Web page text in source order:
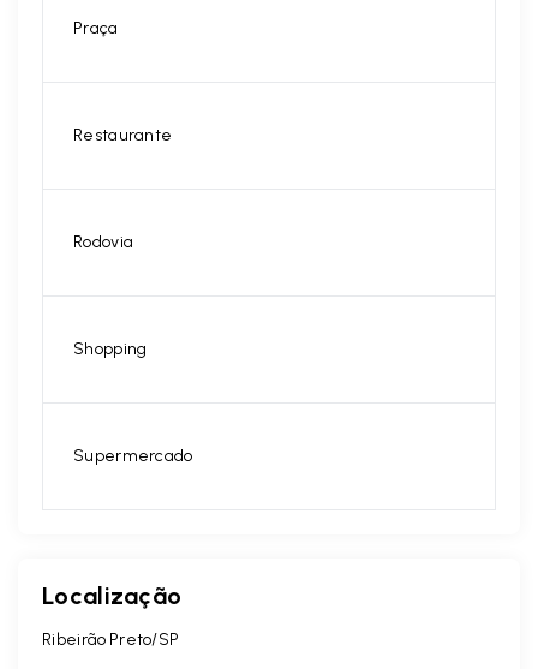
Praça
Restaurante
Rodovia
Shopping
Supermercado
Localização
Ribeirão Preto/SP